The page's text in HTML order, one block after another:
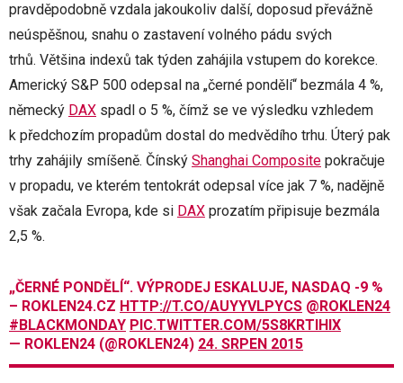
pravděpodobně vzdala jakoukoliv další, doposud převážně
neúspěšnou, snahu o zastavení volného pádu svých
trhů. Většina indexů tak týden zahájila vstupem do korekce.
Americký S&P 500 odepsal na „černé pondělí“ bezmála 4 %,
německý DAX spadl o 5 %, čímž se ve výsledku vzhledem
k předchozím propadům dostal do medvědího trhu. Úterý pak
trhy zahájily smíšeně. Čínský Shanghai Composite pokračuje
v propadu, ve kterém tentokrát odepsal více jak 7 %, nadějně
však začala Evropa, kde si DAX prozatím připisuje bezmála
2,5 %.
„ČERNÉ PONDĚLÍ“. VÝPRODEJ ESKALUJE, NASDAQ -9 %
– ROKLEN24.CZ HTTP://T.CO/AUYYVLPYCS @ROKLEN24
#BLACKMONDAY PIC.TWITTER.COM/5S8KRTIHIX
— ROKLEN24 (@ROKLEN24) 24. SRPEN 2015